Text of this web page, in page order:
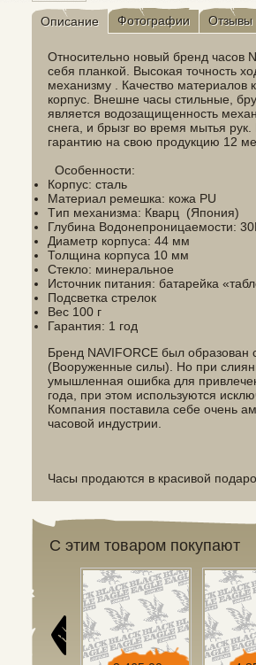
Описание Фотографии Отзывы
Относительно новый бренд часов
себя планкой. Высокая точность
механизму . Качество материалов
корпус. Внешне часы стильные,
является водозащищенность
снега, и брызг во время мытья
гарантию на свою продукцию 12
Особенности:
Корпус: сталь
Материал ремешка: кожа PU
Tип механизма: Кварц (Япония)
Глубина Водонепроницаемости:
Диаметр корпуса: 44 мм
Толщина корпуса 10 мм
Стекло: минеральное
Источник питания: батарейка
Подсветка стрелок
Вес 100 г
Гарантия: 1 год
Бренд NAVIFORCE был
(Вооруженные силы). Но при
умышленная ошибка для
года, при этом используются
Компания поставила себе очень
часовой индустрии.
Часы продаются в красивой
С этим товаром покупают